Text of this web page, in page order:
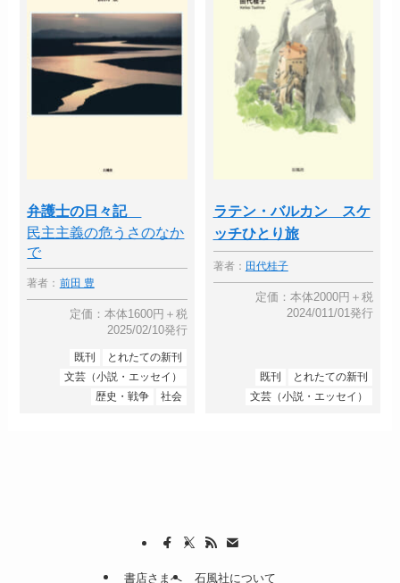
弁護士の日々記
民主主義の危うさのなか
で
著者： 前田 豊
定価：本体1600円＋税
2025/02/10発行
既刊
とれたての新刊
文芸（小説・エッセイ）
歴史・戦争
社会
ラテン・バルカン スケ
ッチひとり旅
著者： 田代桂子
定価：本体2000円＋税
2024/011/01発行
既刊
とれたての新刊
文芸（小説・エッセイ）
書店さまへ 石風社について